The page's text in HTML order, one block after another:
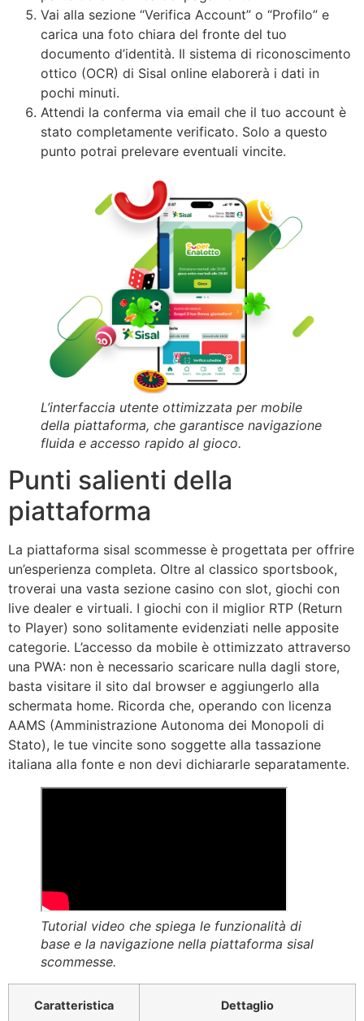
Vai alla sezione “Verifica Account” o “Profilo” e
carica una foto chiara del fronte del tuo
documento d’identità. Il sistema di riconoscimento
ottico (OCR) di Sisal online elaborerà i dati in
pochi minuti.
Attendi la conferma via email che il tuo account è
stato completamente verificato. Solo a questo
punto potrai prelevare eventuali vincite.
L’interfaccia utente ottimizzata per mobile
della piattaforma, che garantisce navigazione
fluida e accesso rapido al gioco.
Punti salienti della
piattaforma
La piattaforma sisal scommesse è progettata per offrire
un’esperienza completa. Oltre al classico sportsbook,
troverai una vasta sezione casino con slot, giochi con
live dealer e virtuali. I giochi con il miglior RTP (Return
to Player) sono solitamente evidenziati nelle apposite
categorie. L’accesso da mobile è ottimizzato attraverso
una PWA: non è necessario scaricare nulla dagli store,
basta visitare il sito dal browser e aggiungerlo alla
schermata home. Ricorda che, operando con licenza
AAMS (Amministrazione Autonoma dei Monopoli di
Stato), le tue vincite sono soggette alla tassazione
italiana alla fonte e non devi dichiararle separatamente.
Tutorial video che spiega le funzionalità di
base e la navigazione nella piattaforma sisal
scommesse.
Caratteristica Dettaglio